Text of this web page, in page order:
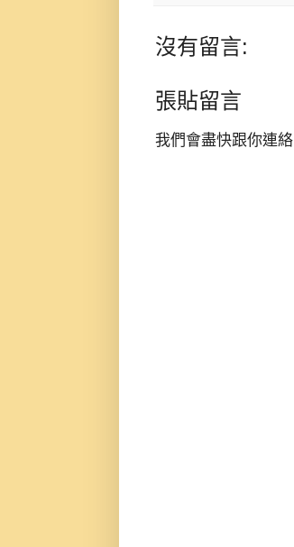
沒有留言:
張貼留言
我們會盡快跟你連絡